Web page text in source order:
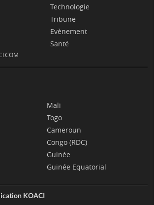
Technologie
Tribune
Evènement
Santé
Mali
Togo
Cameroun
Congo (RDC)
Guinée
Guinée Equatorial
KOACI